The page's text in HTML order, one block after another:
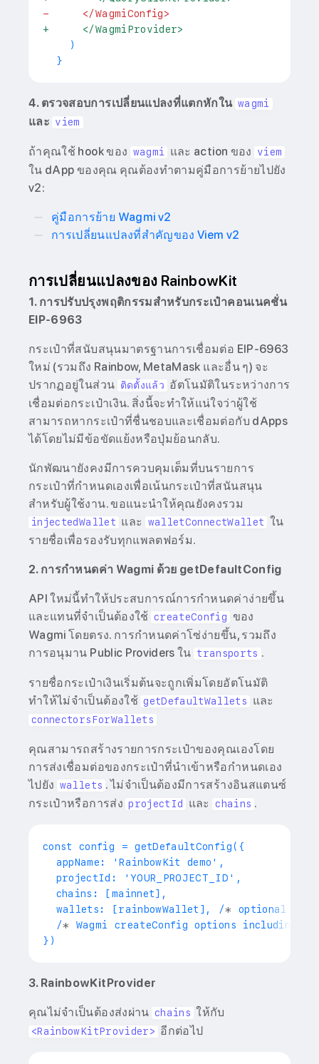
-
     </WagmiConfig>
+
     </WagmiProvider>
   )
}
4. ตรวจสอบการเปลี่ยนแปลงที่แตกหักใน wagmi
และ viem
ถ้าคุณใช้ hook ของ wagmi และ action ของ viem
ใน dApp ของคุณ คุณต้องทำตามคู่มือการย้ายไปยัง
v2:
คู่มือการย้าย Wagmi v2
การเปลี่ยนแปลงที่สำคัญของ Viem v2
การเปลี่ยนแปลงของ RainbowKit
1. การปรับปรุงพฤติกรรมสำหรับกระเป๋าคอนเนคชั่น
EIP-6963
กระเป๋าที่สนับสนุนมาตรฐานการเชื่อมต่อ EIP-6963
ใหม่ (รวมถึง Rainbow, MetaMask และอื่น ๆ) จะ
ปรากฏอยู่ในส่วน ติดตั้งแล้ว อัตโนมัติในระหว่างการ
เชื่อมต่อกระเป๋าเงิน. สิ่งนี้จะทำให้แน่ใจว่าผู้ใช้
สามารถหากระเป๋าที่ชื่นชอบและเชื่อมต่อกับ dApps
ได้โดยไม่มีข้อขัดแย้งหรือปุ่มย้อนกลับ.
นักพัฒนายังคงมีการควบคุมเต็มที่บนรายการ
กระเป๋าที่กำหนดเองเพื่อเน้นกระเป๋าที่สนันสนุน
สำหรับผู้ใช้งาน. ขอแนะนำให้คุณยังคงรวม
injectedWallet และ walletConnectWallet ใน
รายชื่อเพื่อรองรับทุกแพลตฟอร์ม.
2. การกำหนดค่า Wagmi ด้วย getDefaultConfig
API ใหม่นี้ทำให้ประสบการณ์การกำหนดค่าง่ายขึ้น
และแทนที่จำเป็นต้องใช้ createConfig ของ
Wagmi โดยตรง. การกำหนดค่าโซ่ง่ายขึ้น, รวมถึง
การอนุมาน Public Providers ใน transports .
รายชื่อกระเป๋าเงินเริ่มต้นจะถูกเพิ่มโดยอัตโนมัติ
ทำให้ไม่จำเป็นต้องใช้ getDefaultWallets และ
connectorsForWallets
คุณสามารถสร้างรายการกระเป๋าของคุณเองโดย
การส่งเชื่อมต่อของกระเป๋าที่นำเข้าหรือกำหนดเอง
ไปยัง wallets . ไม่จำเป็นต้องมีการสร้างอินสแตนซ์
กระเป๋าหรือการส่ง projectId และ chains .
  wallets: [rainbowWallet], /
* optional
  /
* Wagmi createConfig options including
3. RainbowKitProvider
คุณไม่จำเป็นต้องส่งผ่าน chains ให้กับ
<RainbowKitProvider> อีกต่อไป